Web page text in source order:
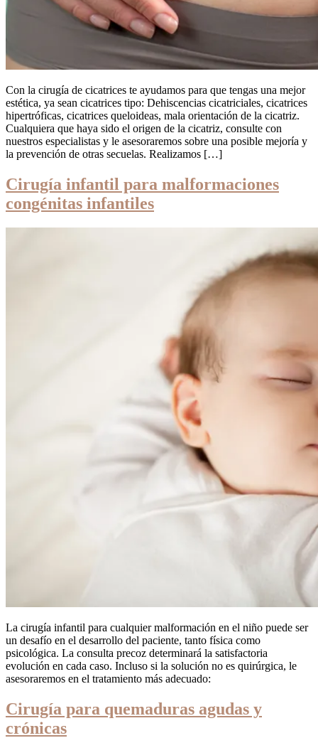
Con la cirugía de cicatrices te ayudamos para que tengas una mejor
estética, ya sean cicatrices tipo: Dehiscencias cicatriciales, cicatrices
hipertróficas, cicatrices queloideas, mala orientación de la cicatriz.
Cualquiera que haya sido el origen de la cicatriz, consulte con
nuestros especialistas y le asesoraremos sobre una posible mejoría y
la prevención de otras secuelas. Realizamos […]
Cirugía infantil para malformaciones
congénitas infantiles
La cirugía infantil para cualquier malformación en el niño puede ser
un desafío en el desarrollo del paciente, tanto física como
psicológica. La consulta precoz determinará la satisfactoria
evolución en cada caso. Incluso si la solución no es quirúrgica, le
asesoraremos en el tratamiento más adecuado:
Cirugía para quemaduras agudas y
crónicas